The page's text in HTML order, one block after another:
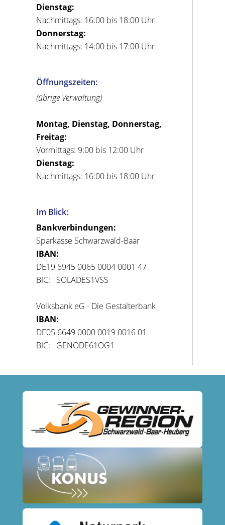
Dienstag:
Nachmittags: 16:00 bis 18:00 Uhr
Donnerstag:
Nachmittags: 14:00 bis 17:00 Uhr
Öffnungszeiten:
(übrige Verwaltung)
Montag, Dienstag, Donnerstag,
Freitag:
Vormittags: 9:00 bis 12:00 Uhr
Dienstag:
Nachmittags: 16:00 bis 18:00 Uhr
Im Blick:
Bankverbindungen:
Sparkasse Schwarzwald-Baar
IBAN:
DE19 6945 0065 0004 0001 47
BIC: SOLADES1VSS
Volksbank eG - Die Gestalterbank
IBAN:
DE05 6649 0000 0019 0016 01
BIC: GENODE61OG1